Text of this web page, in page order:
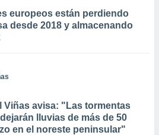
europeos están perdiendo
desde 2018 y almacenando
Viñas avisa: "Las tormentas
lluvias de más de 50
en el noreste peninsular"